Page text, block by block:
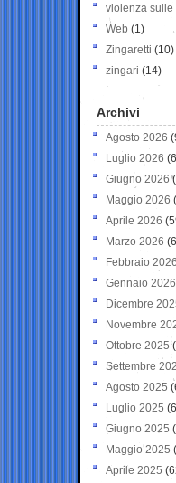
violenza sulle
Web (1)
Zingaretti (10)
zingari (14)
Archivi
Agosto 2026
Luglio 2026
Giugno 2026
Maggio 2026
Aprile 2026
Marzo 2026
Febbraio 2026
Gennaio 2026
Dicembre
Novembre
Ottobre 2025
Settembre
Agosto 2025
Luglio 2025
Giugno 2025
Maggio 2025
Aprile 2025